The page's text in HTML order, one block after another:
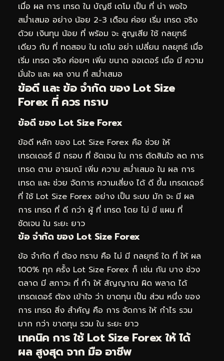
เมื่อ ผล การ เทรด ใน บัญชี เดโม เป็น ที่ น่า พอใจ
สม่ำเสมอ อย่าง น้อย 2-3 เดือน ค่อย เริ่ม เทรด จริง
ด้วย เงินทุน น้อย ที่ พร้อม จะ สูญเสีย ใช้ กลยุทธ์
เดียว กับ ที่ ทดสอบ ใน เดโม อย่า เปลี่ยน กลยุทธ์ เมื่อ
เริ่ม เทรด จริง ค่อยๆ เพิ่ม ขนาด ออเดอร์ เมื่อ มี ความ
มั่นใจ และ ผล งาน ที่ สม่ำเสมอ
ข้อดี และ ข้อ จำกัด ของ Lot Size
Forex ที่ ควร ทราบ
ข้อดี ของ Lot Size Forex
ข้อดี หลัก ของ Lot Size Forex คือ ช่วย ให้
เทรดเดอร์ มี กรอบ ที่ ชัดเจน ใน การ ตัดสินใจ ลด การ
เทรด ตาม อารมณ์ เพิ่ม ความ สม่ำเสมอ ใน ผล การ
เทรด และ ช่วย จัดการ ความเสี่ยง ได้ ดี ขึ้น เทรดเดอร์
ที่ ใช้ Lot Size Forex อย่าง เป็น ระบบ มัก จะ มี ผล
การ เทรด ที่ ดี กว่า ผู้ ที่ เทรด โดย ไม่ มี แผน ที่
ชัดเจน ใน ระยะ ยาว
ข้อ จำกัด ของ Lot Size Forex
ข้อ จำกัด ที่ ต้อง ทราบ คือ ไม่ มี กลยุทธ์ ใด ที่ ให้ ผล
100% ทุก ครั้ง Lot Size Forex ก็ เช่น กัน บาง ช่วง
ตลาด มี สภาวะ ที่ ทำ ให้ สัญญาณ ผิด พลาด ได้
เทรดเดอร์ ต้อง เข้าใจ ว่า ขาดทุน เป็น ส่วน หนึ่ง ของ
การ เทรด สิ่ง สำคัญ คือ การ จัดการ ให้ กำไร รวม
มาก กว่า ขาดทุน รวม ใน ระยะ ยาว
เทคนิค การ ใช้ Lot Size Forex ให้ ได้
ผล สูงสุด จาก มือ อาชีพ